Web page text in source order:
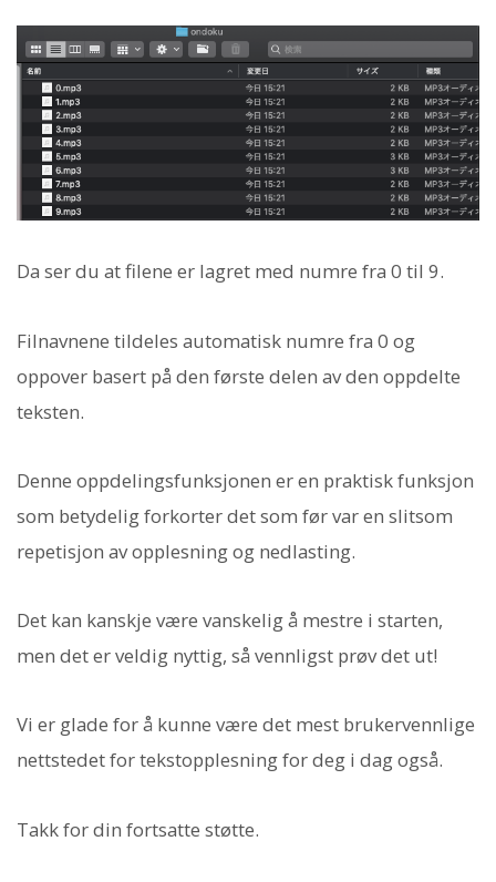
Da ser du at filene er lagret med numre fra 0 til 9.
Filnavnene tildeles automatisk numre fra 0 og
oppover basert på den første delen av den oppdelte
teksten.
Denne oppdelingsfunksjonen er en praktisk funksjon
som betydelig forkorter det som før var en slitsom
repetisjon av opplesning og nedlasting.
Det kan kanskje være vanskelig å mestre i starten,
men det er veldig nyttig, så vennligst prøv det ut!
Vi er glade for å kunne være det mest brukervennlige
nettstedet for tekstopplesning for deg i dag også.
Takk for din fortsatte støtte.